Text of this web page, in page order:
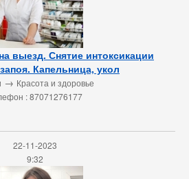
выезд. Снятие интоксикации
Капельница, укол
→ Красота и здоровье
: 87071276177
22-11-2023
9:32